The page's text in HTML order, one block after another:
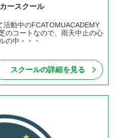
ースクール
動中のFCATOMUACADEMY
のコートなので、雨天中止の心
の中・・・
スクールの詳細を見る